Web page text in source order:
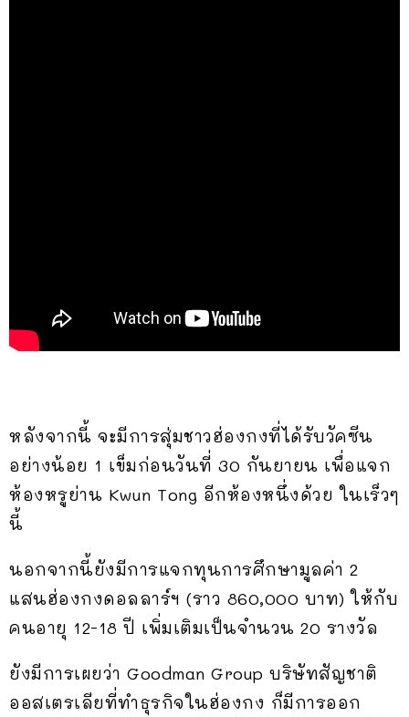
หลังจากนี้ จะมีการสุ่มชาวฮ่องกงที่ได้รับวัคซีน
อย่างน้อย 1 เข็มก่อนวันที่ 30 กันยายน เพื่อแจก
ห้องหรูย่าน Kwun Tong อีกห้องหนึ่งด้วย ในเร็วๆ
นี้
นอกจากนี้ยังมีการแจกทุนการศึกษามูลค่า 2
แสนฮ่องกงดอลลาร์ฯ (ราว 860,000 บาท) ให้กับ
คนอายุ 12-18 ปี เพิ่มเติมเป็นจำนวน 20 รางวัล
ยังมีการเผยว่า Goodman Group บริษัทสัญชาติ
ออสเตรเลียที่ทำธุรกิจในฮ่องกง ก็มีการออก